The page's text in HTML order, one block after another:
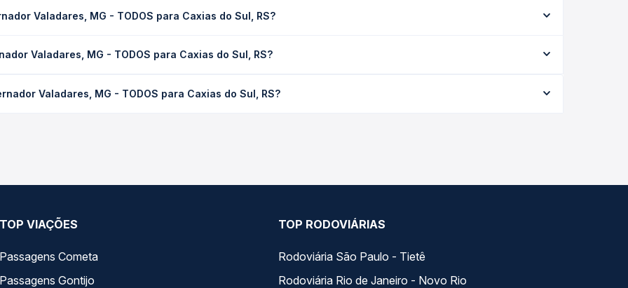
Valadares, MG - TODOS para Caxias do Sul, RS?
Na Quero Passagem você consulta os horários disponíveis e vê a duração exata de cada opção na data
Valadares, MG - TODOS para Caxias do Sul, RS?
Na Quero Passagem você compara os preços de todas as viações em tempo real e garante a melhor oferta
Valadares, MG - TODOS para Caxias do Sul, RS?
TOP VIAÇÕES
Passagens Cometa
Passagens Gontijo
TOP RODOVIÁRIAS
Rodoviária São Paulo - Tietê
Rodoviária Rio de Janeiro - Novo Rio